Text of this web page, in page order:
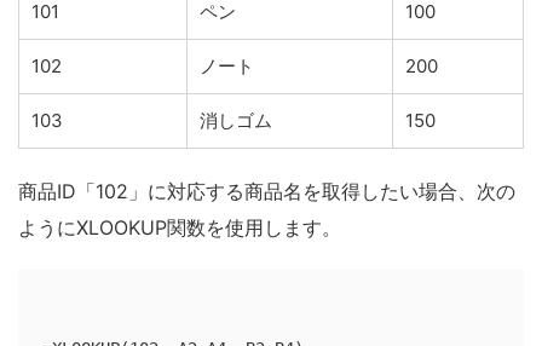
101 ペン 100
102 ノート 200
103 消しゴム 150
商品ID「102」に対応する商品名を取得したい場合、次の
ようにXLOOKUP関数を使用します。